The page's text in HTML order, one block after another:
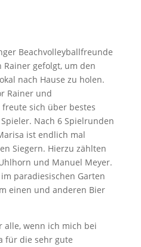
Beachvolleyballfreunde
Rainer gefolgt, um den
nach Hause zu holen.
Rainer und
sich über bestes
Nach 6 Spielrunden
ist endlich mal
Siegern. Hierzu zählten
und Manuel Meyer.
paradiesischen Garten
einen und anderen Bier
alle, wenn ich mich bei
für die sehr gute